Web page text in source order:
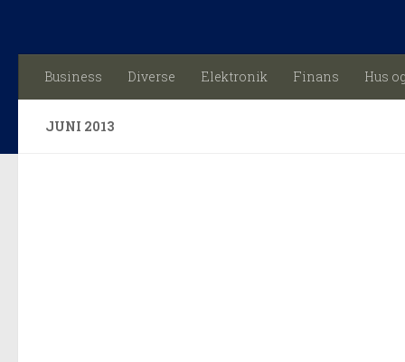
Business Diverse Elektronik Finans Hus
JUNI 2013